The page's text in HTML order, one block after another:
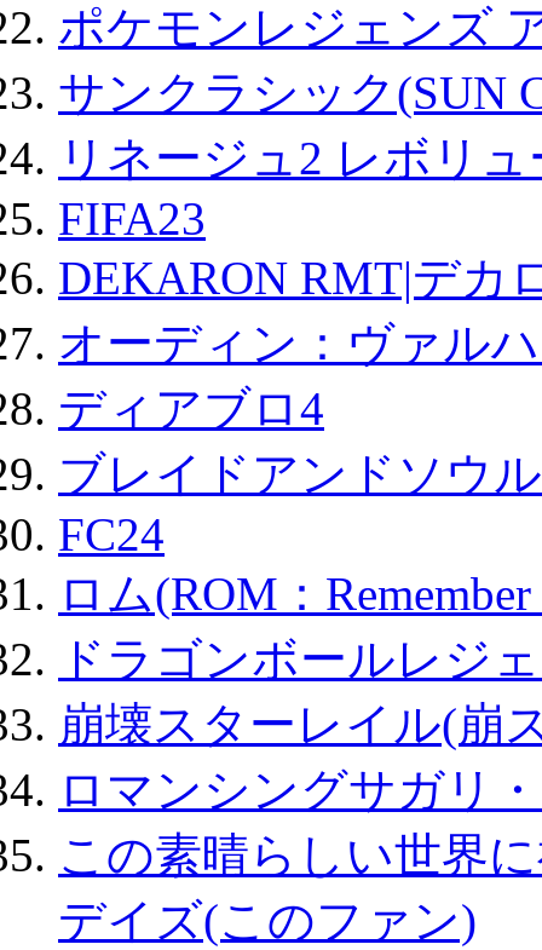
ポケモンレジェンズ
サンクラシック(SUN
リネージュ2 レボリ
FIFA23
DEKARON RMT|デカ
オーディン：ヴァル
ディアブロ4
ブレイドアンドソウ
FC24
ロム(ROM：
ドラゴンボールレジ
崩壊スターレイル(崩
ロマンシングサガリ
この素晴らしい世界
デイズ(このファン)